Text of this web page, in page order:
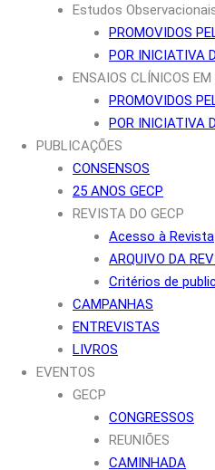
Estudos
PROMOVIDOS
POR INICIATIVA
ENSAIOS CLÍNICOS
PROMOVIDOS
POR INICIATIVA
PUBLICAÇÕES
CONSENSOS
25 ANOS GECP
REVISTA DO GECP
Acesso à Revista
ARQUIVO DA
Critérios de
CAMPANHAS
ENTREVISTAS
LIVROS
EVENTOS
GECP
CONGRESSOS
REUNIÕES
CAMINHADA